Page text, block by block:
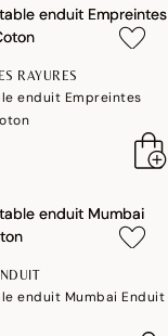
RAYURES
enduit Empreintes
enduit Mumbai Enduit